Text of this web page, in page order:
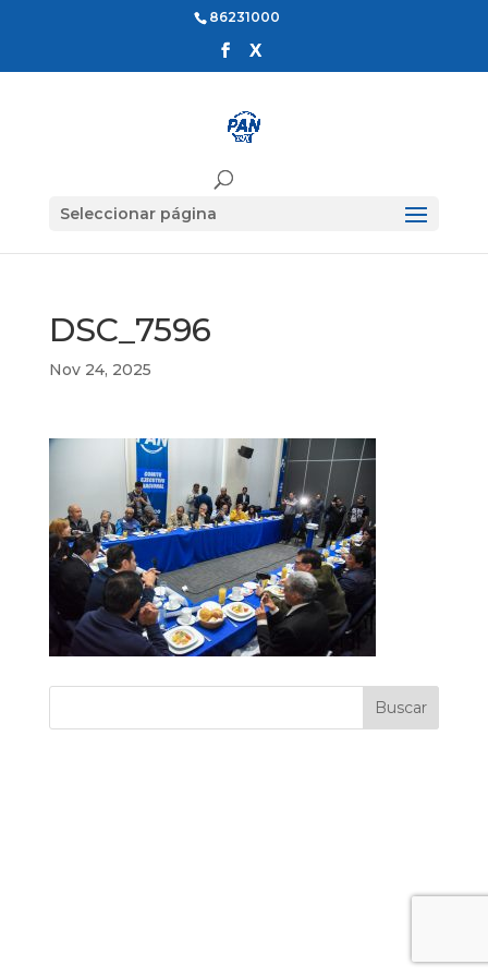
86231000
Seleccionar página
DSC_7596
Nov 24, 2025